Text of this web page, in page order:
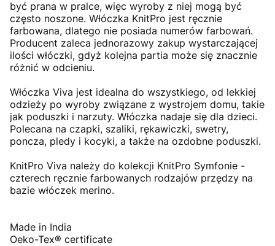
być prana w pralce, więc wyroby z niej mogą być
często noszone. Włóczka KnitPro jest ręcznie
farbowana, dlatego nie posiada numerów farbowań.
Producent zaleca jednorazowy zakup wystarczającej
ilości włóczki, gdyż kolejna partia może się znacznie
różnić w odcieniu.
Włóczka Viva jest idealna do wszystkiego, od lekkiej
odzieży po wyroby związane z wystrojem domu, takie
jak poduszki i narzuty. Włóczka nadaje się dla dzieci.
Polecana na czapki, szaliki, rękawiczki, swetry,
poncza, pledy i kocyki, a także na ozdobne poduszki.
KnitPro Viva należy do kolekcji KnitPro Symfonie -
czterech ręcznie farbowanych rodzajów przędzy na
bazie włóczek merino.
Made in India
Oeko-Tex® certificate